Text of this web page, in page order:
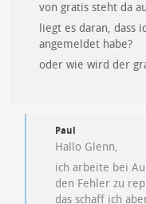
von gratis steht da
liegt es daran, dass
angemeldet habe?
oder wie wird der
Paul
Hallo Glenn,
ich arbeite bei
den Fehler zu
das schaff ich